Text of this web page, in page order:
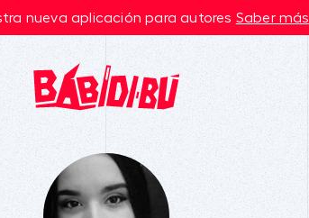
nueva aplicación para autores Saber más